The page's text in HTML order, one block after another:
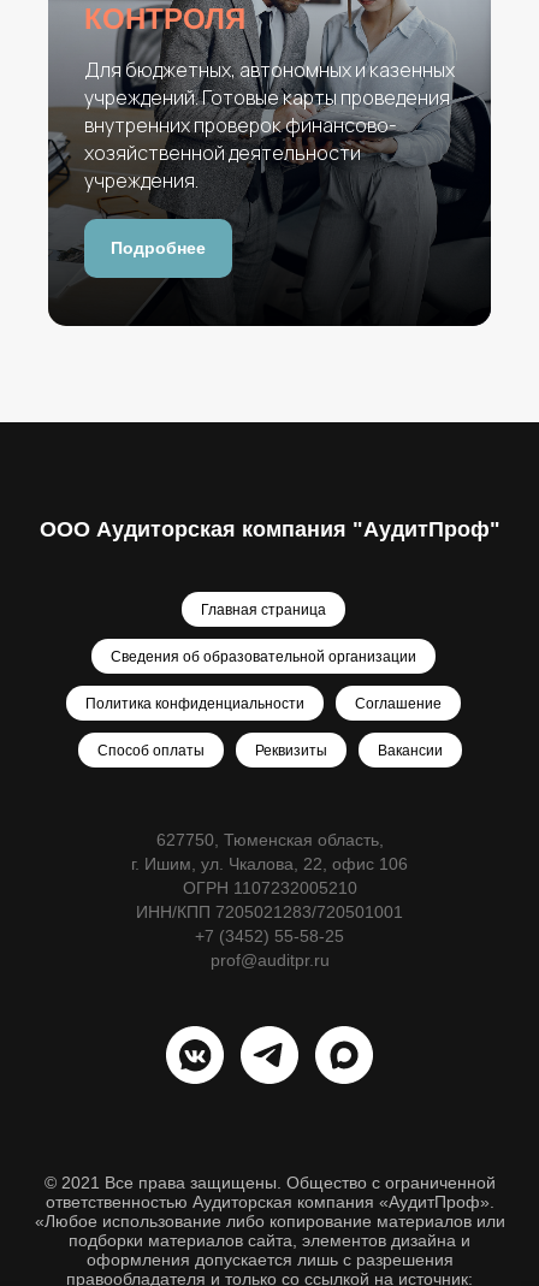
КОНТРОЛЯ
Для бюджетных, автономных и казенных
учреждений. Готовые карты проведения
внутренних проверок финансово-
хозяйственной деятельности
учреждения.
Подробнее
ООО Аудиторская компания "АудитПроф"
Главная страница
Сведения об образовательной организации
Политика конфиденциальности Соглашение
Способ оплаты Реквизиты Вакансии
627750, Тюменская область,
г. Ишим, ул. Чкалова, 22, офис 106
ОГРН 1107232005210
ИНН/КПП 7205021283/720501001
+7 (3452) 55-58-25
prof@auditpr.ru
© 2021 Все права защищены. Общество с ограниченной
ответственностью Аудиторская компания «АудитПроф».
«Любое использование либо копирование материалов или
подборки материалов сайта, элементов дизайна и
оформления допускается лишь с разрешения
правообладателя и только со ссылкой на источник: